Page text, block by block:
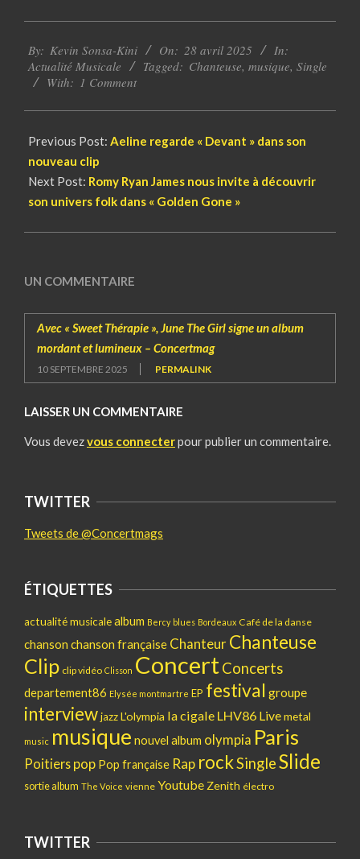
04-
28
By: Kevin Sonsa-Kini On: 28 avril 2025
In:
Actualité Musicale
Tagged: Chanteuse, musique, Single
With: 1 Comment
Previous Post: Aeline regarde « Devant » dans son
nouveau clip
Next Post: Romy Ryan James nous invite à découvrir
son univers folk dans « Golden Gone »
UN COMMENTAIRE
Avec « Sweet Thérapie », June The Girl signe un album
mordant et lumineux – Concertmag
10 SEPTEMBRE 2025 PERMALINK
LAISSER UN COMMENTAIRE
Vous devezvous connecterpour publier un commentaire.
TWITTER
Tweets de @Concertmags
ÉTIQUETTES
actualité musicalealbum Bercy blues Bordeaux Café de la danse
chanson chanson française ChanteurChanteuse
Clip clip vidéo Clisson Concert Concerts
departement86 Elysée montmartre EP festival groupe
interviewjazzL'olympia la cigale LHV86 Livemetal
music musique nouvel album olympia Paris
Poitiers pop Pop française Rap rockSingleSlide
sortie album The Voice vienne Youtube Zenith électro
TWITTER